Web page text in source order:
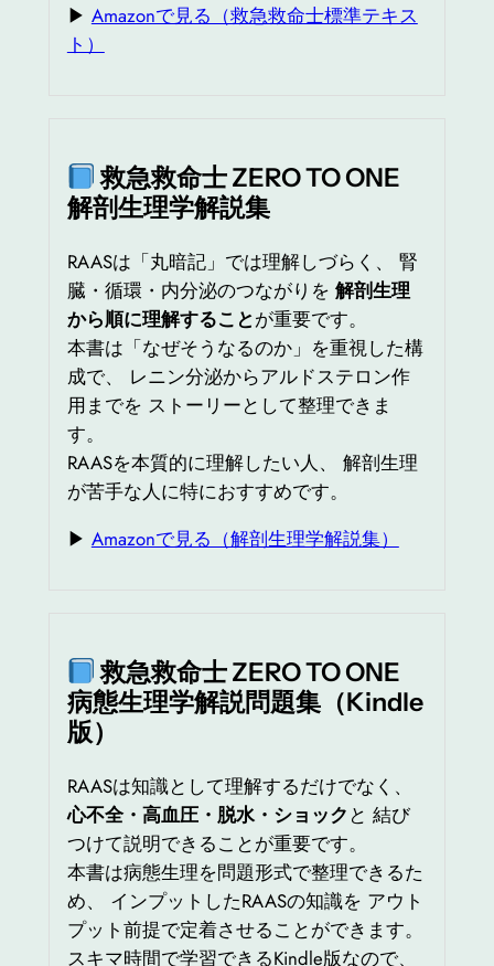
▶ Amazonで見る（救急救命士標準テキス
ト）
救急救命士 ZERO TO ONE
解剖生理学解説集
RAASは「丸暗記」では理解しづらく、 腎
臓・循環・内分泌のつながりを 解剖生理
から順に理解することが重要です。
本書は「なぜそうなるのか」を重視した構
成で、 レニン分泌からアルドステロン作
用までを ストーリーとして整理できま
す。
RAASを本質的に理解したい人、 解剖生理
が苦手な人に特におすすめです。
▶ Amazonで見る（解剖生理学解説集）
救急救命士 ZERO TO ONE
病態生理学解説問題集（Kindle
版）
RAASは知識として理解するだけでなく、
心不全・高血圧・脱水・ショック と 結び
つけて説明できることが重要です。
本書は病態生理を問題形式で整理できるた
め、 インプットしたRAASの知識を アウト
プット前提で定着させることができます。
スキマ時間で学習できるKindle版なので、